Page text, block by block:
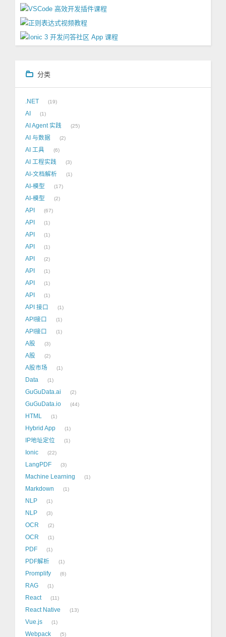
分类
.NET 19
AI 1
AI Agent 实践 25
AI 与数据 2
AI 工具 6
AI 工程实践 3
AI-文档解析 1
AI-模型 17
AI-模型 2
API 67
API 1
API 1
API 1
API 2
API 1
API 1
API 1
API 接口 1
API接口 1
API接口 1
A股 3
A股 2
A股市场 1
Data 1
GuGuData.ai 2
GuGuData.io 44
HTML 1
Hybrid App 1
IP地址定位 1
Ionic 22
LangPDF 3
Machine Learning 1
Markdown 1
NLP 1
NLP 3
OCR 2
OCR 1
PDF 1
PDF解析 1
Promplify 6
RAG 1
React 11
React Native 13
Vue.js 1
Webpack 5